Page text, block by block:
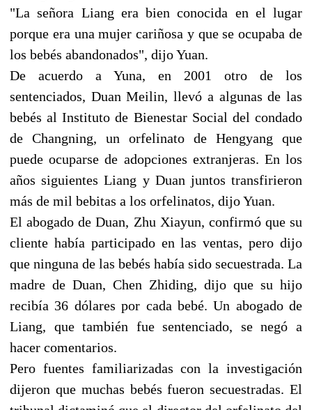
"La señora Liang era bien conocida en el lugar
porque era una mujer cariñosa y que se ocupaba de
los bebés abandonados", dijo Yuan.
De acuerdo a Yuna, en 2001 otro de los
sentenciados, Duan Meilin, llevó a algunas de las
bebés al Instituto de Bienestar Social del condado
de Changning, un orfelinato de Hengyang que
puede ocuparse de adopciones extranjeras. En los
años siguientes Liang y Duan juntos transfirieron
más de mil bebitas a los orfelinatos, dijo Yuan.
El abogado de Duan, Zhu Xiayun, confirmó que su
cliente había participado en las ventas, pero dijo
que ninguna de las bebés había sido secuestrada. La
madre de Duan, Chen Zhiding, dijo que su hijo
recibía 36 dólares por cada bebé. Un abogado de
Liang, que también fue sentenciado, se negó a
hacer comentarios.
Pero fuentes familiarizadas con la investigación
dijeron que muchas bebés fueron secuestradas. El